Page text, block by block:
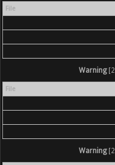
File
Warning
File
Warning